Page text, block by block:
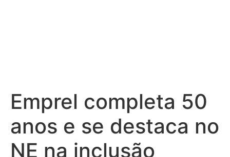
Emprel completa 50
anos e se destaca no
NE na inclusão